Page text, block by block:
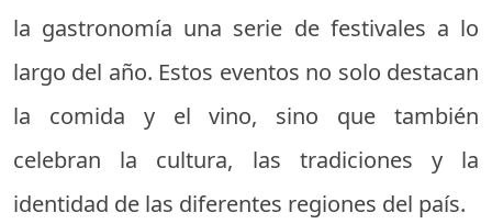
la gastronomía una serie de festivales a lo
largo del año. Estos eventos no solo destacan
la comida y el vino, sino que también
celebran la cultura, las tradiciones y la
identidad de las diferentes regiones del país.